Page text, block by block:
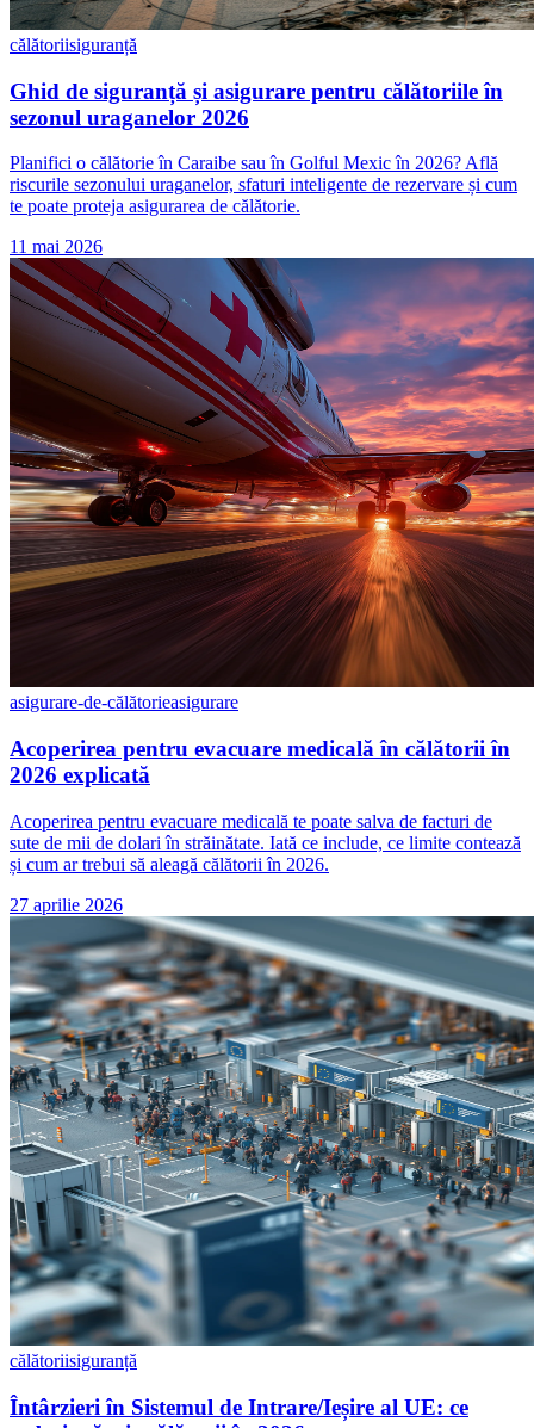
călătoriisiguranță
Ghid de siguranță și asigurare pentru călătoriile în
sezonul uraganelor 2026
Planifici o călătorie în Caraibe sau în Golful Mexic în 2026? Află
riscurile sezonului uraganelor, sfaturi inteligente de rezervare și cum
te poate proteja asigurarea de călătorie.
11 mai 2026
asigurare-de-călătorieasigurare
Acoperirea pentru evacuare medicală în călătorii în
2026 explicată
Acoperirea pentru evacuare medicală te poate salva de facturi de
sute de mii de dolari în străinătate. Iată ce include, ce limite contează
și cum ar trebui să aleagă călătorii în 2026.
27 aprilie 2026
călătoriisiguranță
Întârzieri în Sistemul de Intrare/Ieșire al UE: ce